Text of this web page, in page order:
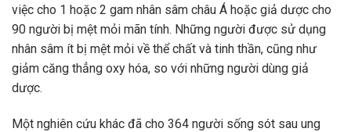
việc cho 1 hoặc 2 gam nhân sâm châu Á hoặc giả dược cho
90 người bị mệt mỏi mãn tính. Những người được sử dụng
nhân sâm ít bị mệt mỏi về thể chất và tinh thần, cũng như
giảm căng thẳng oxy hóa, so với những người dùng giả
dược.
Một nghiên cứu khác đã cho 364 người sống sót sau ung